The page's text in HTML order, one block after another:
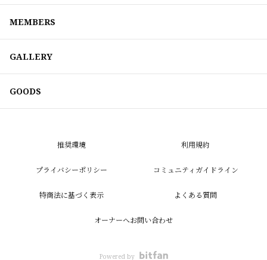
MEMBERS
GALLERY
GOODS
推奨環境 利用規約
プライバシーポリシー コミュニティガイドライン
特商法に基づく表示 よくある質問
オーナーへお問い合わせ
Powered by